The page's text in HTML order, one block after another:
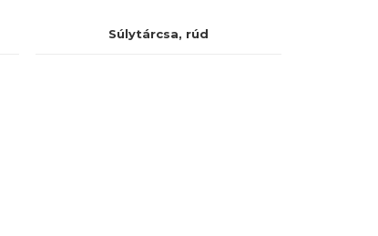
Súlytárcsa, rúd